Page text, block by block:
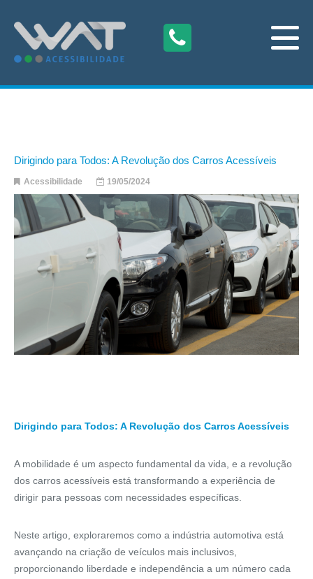
Dirigindo para Todos: A Revolução dos Carros Acessíveis
Acessibilidade 19/05/2024
Dirigindo para Todos: A Revolução dos Carros Acessíveis
A mobilidade é um aspecto fundamental da vida, e a revolução
dos carros acessíveis está transformando a experiência de
dirigir para pessoas com necessidades específicas.
Neste artigo, exploraremos como a indústria automotiva está
avançando na criação de veículos mais inclusivos,
proporcionando liberdade e independência a um número cada